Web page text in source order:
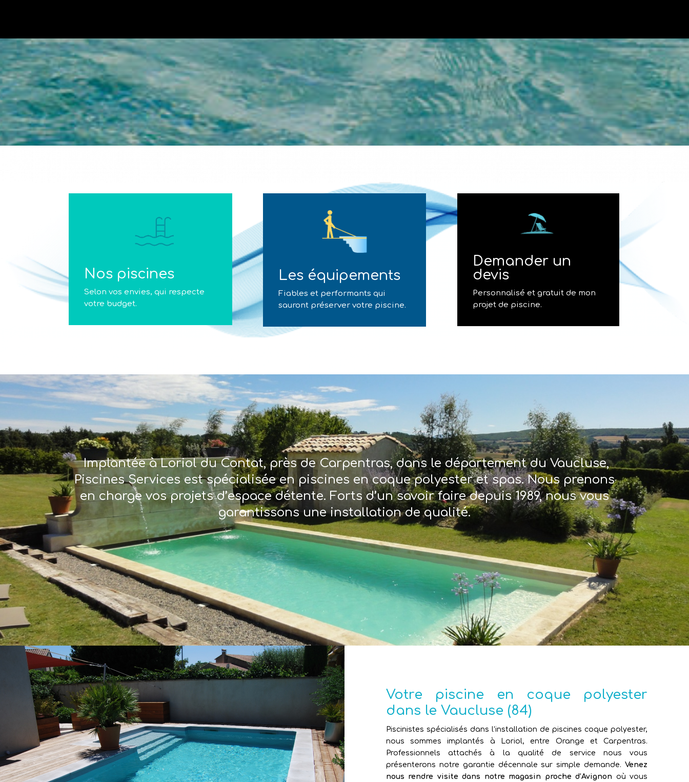
Nos piscines
Selon vos envies, qui respecte
votre budget.
Les équipements
Fiables et performants qui
sauront préserver votre piscine.
Demander un
devis
Personnalisé et gratuit de mon
projet de piscine.
Implantée à Loriol du Contat, près de Carpentras, dans le département du Vaucluse,
Piscines Services est spécialisée en piscines en coque polyester et spas. Nous prenons
en charge vos projets d’espace détente. Forts d’un savoir faire depuis 1989, nous vous
garantissons une installation de qualité.
Votre piscine en coque polyester
dans le Vaucluse (84)
Piscinistes spécialisés dans l’installation de piscines coque polyester,
nous sommes implantés à Loriol, entre Orange et Carpentras.
Professionnels attachés à la qualité de service nous vous
présenterons notre garantie décennale sur simple demande.Venez
nous rendre visite dans notre magasin proche d’Avignon où vous